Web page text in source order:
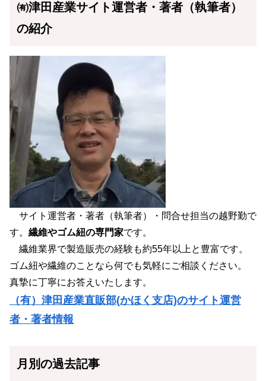
㈲津田産業サイト運営者・著者（執筆者）
の紹介
サイト運営者・著者（執筆者）・問合せ担当の越野勤で
す。 繊維やゴム紐の専門家です。
繊維業界で製造販売の経験も約55年以上と豊富です。
ゴム紐や繊維のことなら何でも気軽にご相談ください。
真摯に丁寧にお答えいたします。
（有）津田産業直販部(かほく支店)のサイト運営
者・著者情報
月別の過去記事